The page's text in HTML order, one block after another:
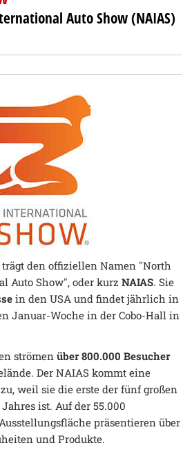
Auto Show (NAIAS)
trägt den offiziellen Namen "North
Auto Show", oder kurz NAIAS. Sie
in den USA und findet jährlich in
Januar-Woche in der Cobo-Hall in
strömen über 800.000 Besucher
Der NAIAS kommt eine
weil sie die erste der fünf großen
ist. Auf der 55.000
präsentieren über
und Produkte.